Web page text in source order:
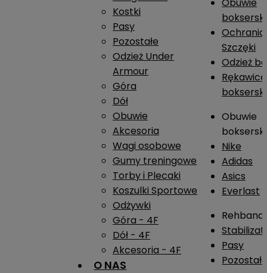
Kostki
Pasy
Pozostałe
Odzież Under
Armour
Góra
Dół
Obuwie
Akcesoria
Wagi osobowe
Gumy treningowe
Torby i Plecaki
Koszulki Sportowe
Odżywki
Góra - 4F
Dół - 4F
Akcesoria - 4F
O NAS
Szczęki
Odzież
Rękawice
Obuwie
Nike
Adidas
Asics
Everlast
Rehband
Pasy